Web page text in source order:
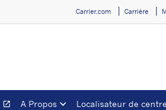
Carrier.com Carrière
open_in_newOuvrir dans une
A Propos Localisateur de